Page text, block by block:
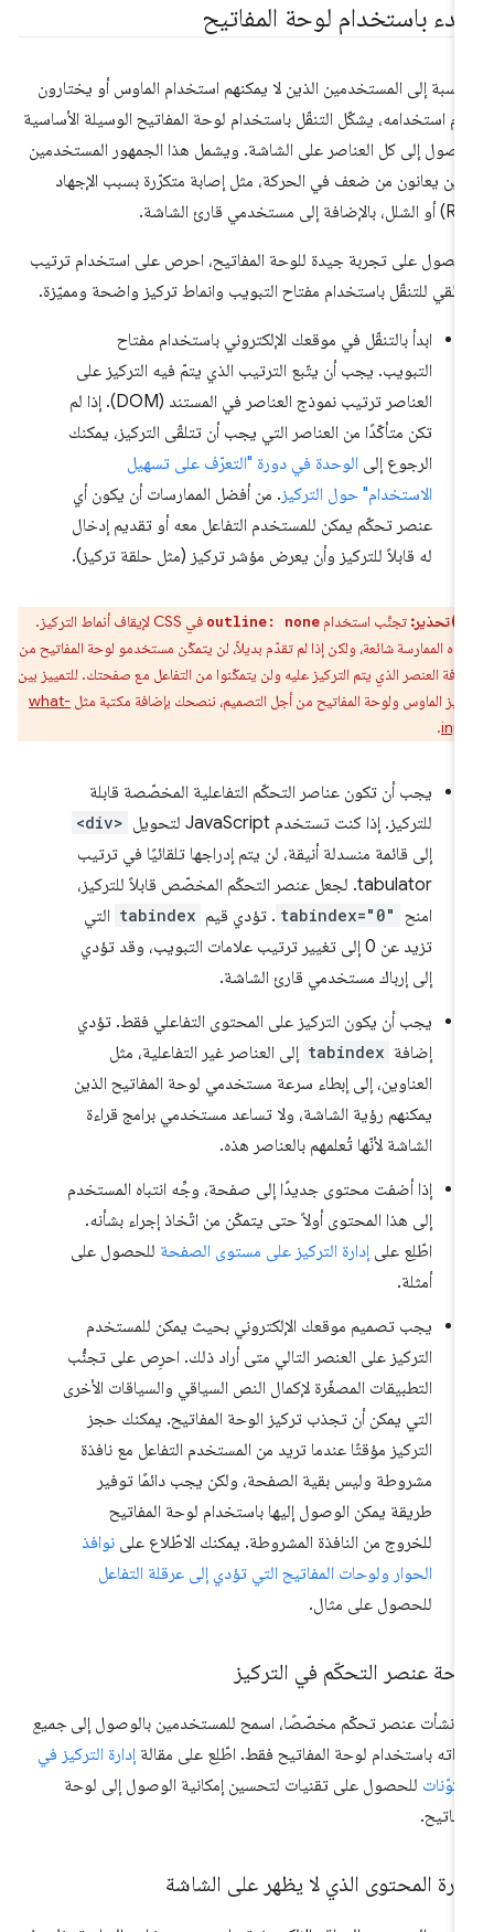
باستخدام لوحة المفاتيح
إلى المستخدمين الذين لا يمكنهم استخدام الماوس أو يختارون
استخدامه، يشكّل التنقّل باستخدام لوحة المفاتيح الوسيلة الأساسية
إلى كل العناصر على الشاشة. ويشمل هذا الجمهور المستخدمين
يعانون من ضعف في الحركة، مثل إصابة متكرّرة بسبب الإجهاد
على تجربة جيدة للوحة المفاتيح، احرص على استخدام ترتيب
للتنقّل باستخدام مفتاح التبويب وانماط تركيز واضحة ومميّزة.
ابدأ بالتنقّل في موقعك الإلكتروني باستخدام مفتاح
التبويب. يجب أن يتّبع الترتيب الذي يتمّ فيه التركيز على
العناصر ترتيب نموذج العناصر في المستند (DOM). إذا لم
تكن متأكّدًا من العناصر التي يجب أن تتلقّى التركيز، يمكنك
الرجوع إلى الوحدة في دورة "التعرّف على تسهيل
الاستخدام" حول التركيز. من أفضل الممارسات أن يكون أي
عنصر تحكّم يمكن للمستخدم التفاعل معه أو تقديم إدخال
له قابلاً للتركيز وأن يعرض مؤشر تركيز (مثل حلقة تركيز).
تحذير:تجنَّب استخدامoutline: none
في CSS لإيقاف أنماط التركيز.
الممارسة شائعة، ولكن إذا لم تقدّم بديلاً، لن يتمكّن مستخدمو لوحة المفاتيح من
العنصر الذي يتم التركيز عليه ولن يتمكّنوا من التفاعل مع صفحتك. للتمييز بين
الماوس ولوحة المفاتيح من أجل التصميم، ننصحك بإضافة مكتبة مثل what-
يجب أن تكون عناصر التحكّم التفاعلية المخصّصة قابلة
للتركيز. إذا كنت تستخدم JavaScript لتحويل
<div>
إلى قائمة منسدلة أنيقة، لن يتم إدراجها تلقائيًا في ترتيب
tabulator. لجعل عنصر التحكّم المخصّص قابلاً للتركيز،
امنح tabindex="0" . تؤدي قيم tabindex التي
تزيد عن 0 إلى تغيير ترتيب علامات التبويب، وقد تؤدي
إلى إرباك مستخدمي قارئ الشاشة.
يجب أن يكون التركيز على المحتوى التفاعلي فقط. تؤدي
إضافة tabindex إلى العناصر غير التفاعلية، مثل
العناوين، إلى إبطاء سرعة مستخدمي لوحة المفاتيح الذين
يمكنهم رؤية الشاشة، ولا تساعد مستخدمي برامج قراءة
الشاشة لأنّها تُعلمهم بالعناصر هذه.
إذا أضفت محتوى جديدًا إلى صفحة، وجِّه انتباه المستخدم
إلى هذا المحتوى أولاً حتى يتمكّن من اتّخاذ إجراء بشأنه.
اطّلِع علىإدارة التركيز على مستوى الصفحةللحصول على
أمثلة.
يجب تصميم موقعك الإلكتروني بحيث يمكن للمستخدم
التركيز على العنصر التالي متى أراد ذلك. احرِص على تجنُّب
التطبيقات المصغّرة لإكمال النص السياقي والسياقات الأخرى
التي يمكن أن تجذب تركيز الوحة المفاتيح. يمكنك حجز
التركيز مؤقتًا عندما تريد من المستخدم التفاعل مع نافذة
مشروطة وليس بقية الصفحة، ولكن يجب دائمًا توفير
طريقة يمكن الوصول إليها باستخدام لوحة المفاتيح
للخروج من النافذة المشروطة. يمكنك الاطّلاع علىنوافذ
الحوار ولوحات المفاتيح التي تؤدي إلى عرقلة التفاعل
للحصول على مثال.
عنصر التحكّم في التركيز
أنشأت عنصر تحكّم مخصّصًا، اسمح للمستخدمين بالوصول إلى جميع
باستخدام لوحة المفاتيح فقط. اطّلِع على مقالةإدارة التركيز في
للحصول على تقنيات لتحسين إمكانية الوصول إلى لوحة
المحتوى الذي لا يظهر على الشاشة